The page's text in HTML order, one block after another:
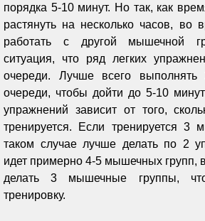
порядка 5-10 минут. Но так, как
растянуть на несколько часов, во
работать с другой мышечной
ситуация, что ряд легких
очереди. Лучше всего
очереди, чтобы дойти до 5-10
упражнений зависит от того,
тренируется. Если тренируется 3
таком случае лучше делать по 2
идет примерно 4-5 мышечных групп,
делать 3 мышечные группы,
тренировку.